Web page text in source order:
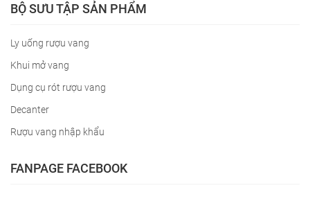
BỘ SƯU TẬP SẢN PHẨM
Ly uống rượu vang
Khui mở vang
Dụng cụ rót rượu vang
Decanter
Rượu vang nhập khẩu
FANPAGE FACEBOOK